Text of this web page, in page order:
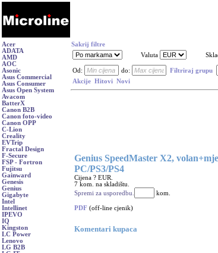
Acer
ADATA
AMD
AOC
Asonic
Asus Commercial
Asus Consumer
Asus Open System
Avacom
BatterX
Canon B2B
Canon foto-video
Canon OPP
C-Lion
Creality
EVTrip
Fractal Design
F-Secure
FSP - Fortron
Fujitsu
Gainward
Genesis
Genius
Gigabyte
Intel
Intellinet
IPEVO
IQ
Kingston
LC Power
Lenovo
LG B2B
Sakrij filtre
Valuta
Od: do:
Filtriraj grupu
Akcije Hitovi Novi
Genius SpeedMaster X2,
PC/PS3/PS4
Cijena ? EUR.
7 kom. na skladištu.
Spremi za usporedbu.
kom.
PDF (off-line cjenik)
Komentari kupaca